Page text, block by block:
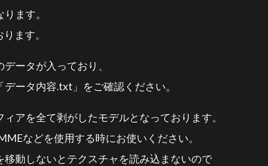
ます。
ます。
ータが入っており、
ータ内容.txt」をご確認ください。
アを全て剥がしたモデルとなっております。
などを使用する時にお使いください。
動しないとテクスチャを読み込まないので